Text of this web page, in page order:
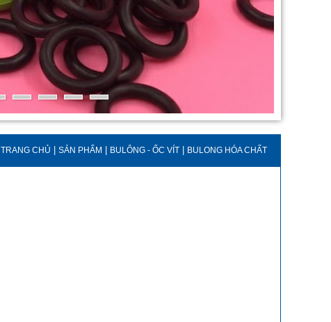
TRANG CHỦ SẢN PHẨM BULÔNG - ỐC VÍT BULONG HÓA CHẤT